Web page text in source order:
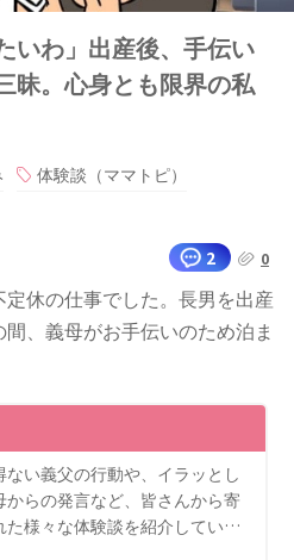
いわ」出産後、手伝い
昧。心身とも限界の私
体験談（ママトピ）
2 0
休の仕事でした。長男を出産
、義母がお手伝いのため泊ま
ない義父の行動や、イラッとし
からの発言など、皆さんから寄
た様々な体験談を紹介してい…